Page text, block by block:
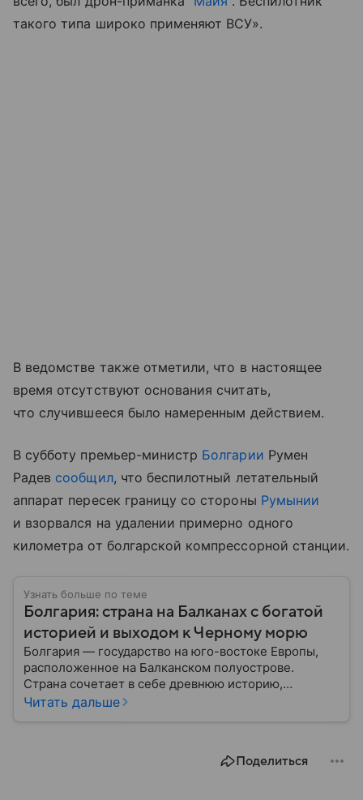
такого типа широко применяют ВСУ».
В ведомстве также отметили, что в настоящее
время отсутствуют основания считать,
что случившееся было намеренным действием.
В субботу премьер-министр Болгарии Румен
Радев сообщил, что беспилотный летательный
аппарат пересек границу со стороны Румынии
и взорвался на удалении примерно одного
километра от болгарской компрессорной станции.
Узнать больше по теме
Болгария: страна на Балканах с богатой
историей и выходом к Черному морю
Болгария — государство на юго-востоке Европы,
расположенное на Балканском полуострове.
Страна сочетает в себе древнюю историю,
разнообразную культуру и важное географическое
Читать дальше
Поделиться